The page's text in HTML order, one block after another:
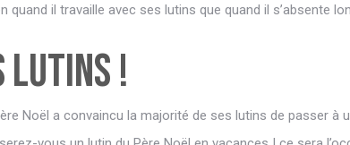
il travaille avec ses lutins que quand il s’absente
lutins !
Noël a convaincu la majorité de ses lutins de passer à